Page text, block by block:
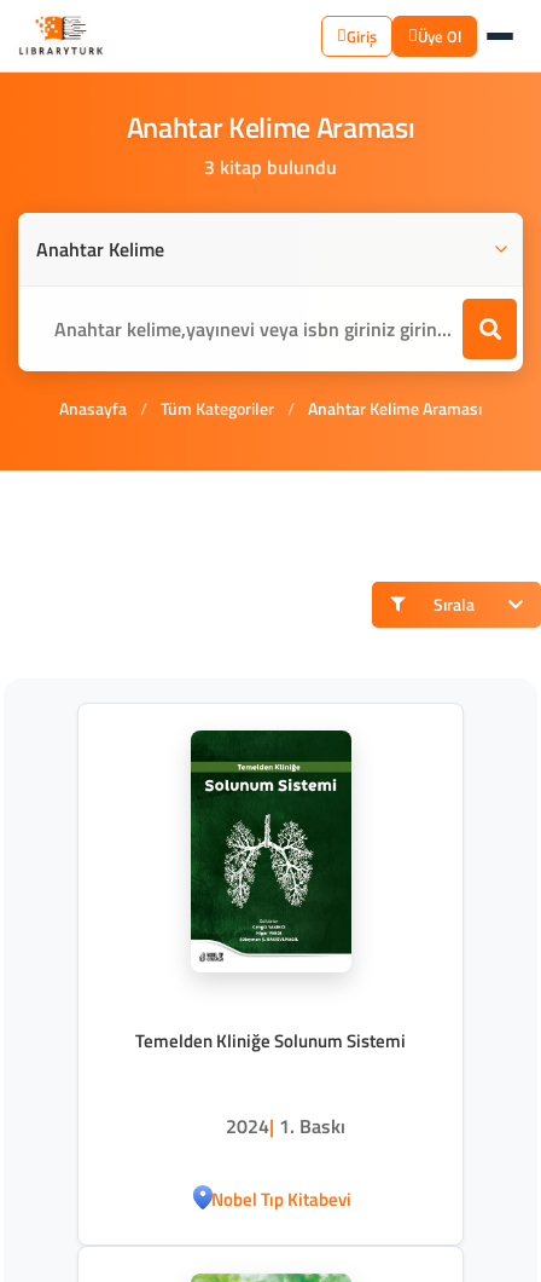
Giriş Üye Ol
AnahtarKelimeAraması
3 kitap bulundu
Anasayfa / Tüm Kategoriler / Anahtar Kelime Araması
Sırala
Temelden Kliniğe Solunum Sistemi
2024| 1. Baskı
Nobel Tıp Kitabevi